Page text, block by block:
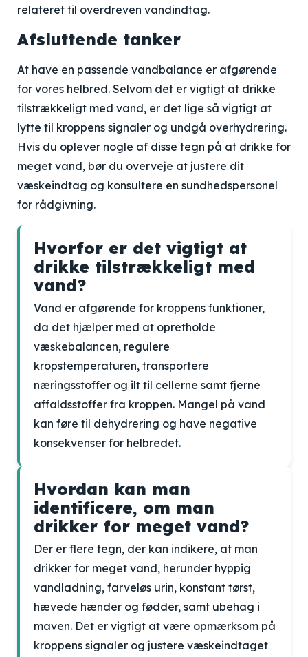
relateret til overdreven vandindtag.
Afsluttende tanker
At have en passende vandbalance er afgørende
for vores helbred. Selvom det er vigtigt at drikke
tilstrækkeligt med vand, er det lige så vigtigt at
lytte til kroppens signaler og undgå overhydrering.
Hvis du oplever nogle af disse tegn på at drikke for
meget vand, bør du overveje at justere dit
væskeindtag og konsultere en sundhedspersonel
for rådgivning.
Hvorfor er det vigtigt at
drikke tilstrækkeligt med
vand?
Vand er afgørende for kroppens funktioner,
da det hjælper med at opretholde
væskebalancen, regulere
kropstemperaturen, transportere
næringsstoffer og ilt til cellerne samt fjerne
affaldsstoffer fra kroppen. Mangel på vand
kan føre til dehydrering og have negative
konsekvenser for helbredet.
Hvordan kan man
identificere, om man
drikker for meget vand?
Der er flere tegn, der kan indikere, at man
drikker for meget vand, herunder hyppig
vandladning, farveløs urin, konstant tørst,
hævede hænder og fødder, samt ubehag i
maven. Det er vigtigt at være opmærksom på
kroppens signaler og justere væskeindtaget